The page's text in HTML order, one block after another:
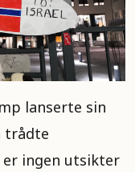
lanserte sin
trådte
ingen utsikter